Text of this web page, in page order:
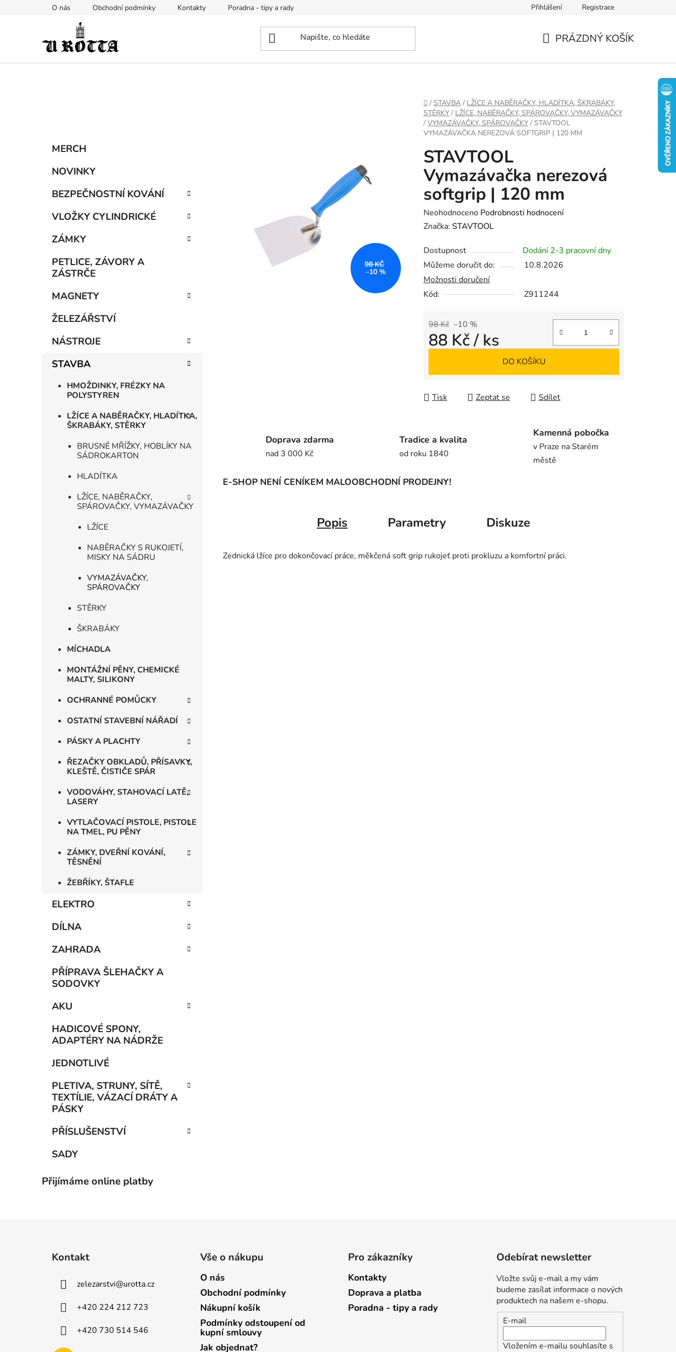
O nás Obchodní podmínky Kontakty Poradna - tipy a rady Přihlášení Registrace
PRÁZDNÝ KOŠÍK
DOMŮ
/ STAVBA / LŽÍCE A NABĚRAČKY, HLADÍTKA, ŠKRABÁKY,
STĚRKY / LŽÍCE, NABĚRAČKY, SPÁROVAČKY, VYMAZÁVAČKY
/ VYMAZÁVAČKY, SPÁROVAČKY / STAVTOOL
VYMAZÁVAČKA NEREZOVÁ SOFTGRIP | 120 MM
Přeskočit
kategorie
MERCH
NOVINKY
BEZPEČNOSTNÍ KOVÁNÍ
VLOŽKY CYLINDRICKÉ
ZÁMKY
PETLICE, ZÁVORY A
ZÁSTRČE
MAGNETY
ŽELEZÁŘSTVÍ
NÁSTROJE
STAVBA
HMOŽDINKY, FRÉZKY NA
POLYSTYREN
LŽÍCE A NABĚRAČKY, HLADÍTKA,
ŠKRABÁKY, STĚRKY
BRUSNÉ MŘÍŽKY, HOBLÍKY NA
SÁDROKARTON
HLADÍTKA
LŽÍCE, NABĚRAČKY,
SPÁROVAČKY, VYMAZÁVAČKY
LŽÍCE
NABĚRAČKY S RUKOJETÍ,
MISKY NA SÁDRU
VYMAZÁVAČKY,
SPÁROVAČKY
STĚRKY
ŠKRABÁKY
MÍCHADLA
MONTÁŽNÍ PĚNY, CHEMICKÉ
MALTY, SILIKONY
OCHRANNÉ POMŮCKY
OSTATNÍ STAVEBNÍ NÁŘADÍ
PÁSKY A PLACHTY
ŘEZAČKY OBKLADŮ, PŘÍSAVKY,
KLEŠTĚ, ČISTIČE SPÁR
VODOVÁHY, STAHOVACÍ LATĚ,
LASERY
VYTLAČOVACÍ PISTOLE, PISTOLE
NA TMEL, PU PĚNY
ZÁMKY, DVEŘNÍ KOVÁNÍ,
TĚSNĚNÍ
ŽEBŘÍKY, ŠTAFLE
ELEKTRO
DÍLNA
ZAHRADA
PŘÍPRAVA ŠLEHAČKY A
SODOVKY
AKU
HADICOVÉ SPONY,
ADAPTÉRY NA NÁDRŽE
JEDNOTLIVÉ
PLETIVA, STRUNY, SÍTĚ,
TEXTÍLIE, VÁZACÍ DRÁTY A
PÁSKY
PŘÍSLUŠENSTVÍ
SADY
Přijímáme online platby
STAVTOOL
Vymazávačka nerezová
softgrip | 120 mm
Průměrné
hodnocení
je
0,0
z
5
Neohodnoceno Podrobnosti hodnocení
Značka: STAVTOOL
Dostupnost
Dodání 2-3 pracovní dny
Můžeme doručit do:
10.8.2026
Možnosti doručení
Kód:
Z911244
98 Kč –10 %
88 Kč/ ks
DO KOŠÍKU
Tisk Zeptat se Sdílet
98 KČ
–10 %
Doprava zdarma
nad 3 000 Kč
Tradice a kvalita
od roku 1840
Kamenná pobočka
v Praze na Starém
městě
E-SHOP NENÍ CENÍKEM MALOOBCHODNÍ PRODEJNY!
Popis Parametry Diskuze
Zednická lžíce pro dokončovací práce, měkčená soft grip rukojeť proti prokluzu a komfortní práci.
Kontakt
zelezarstvi@urotta.cz
+420 224 212 723
+420 730 514 546
Vše o nákupu
O nás
Obchodní podmínky
Nákupní košík
Podmínky odstoupení od
kupní smlouvy
Jak objednat?
Pro zákazníky
Kontakty
Doprava a platba
Poradna - tipy a rady
Odebírat newsletter
Vložte svůj e-mail a my vám
budeme zasílat informace o nových
produktech na našem e-shopu.
E-mail
Vložením e-mailu souhlasíte s